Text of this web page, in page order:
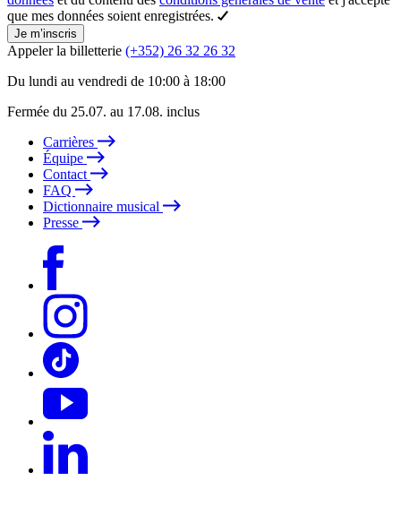
que mes données soient enregistrées.
Je m’inscris
Appeler la billetterie (+352) 26 32 26 32
Du lundi au vendredi de 10:00 à 18:00
Fermée du 25.07. au 17.08. inclus
Carrières
Équipe
Contact
FAQ
Dictionnaire musical
Presse